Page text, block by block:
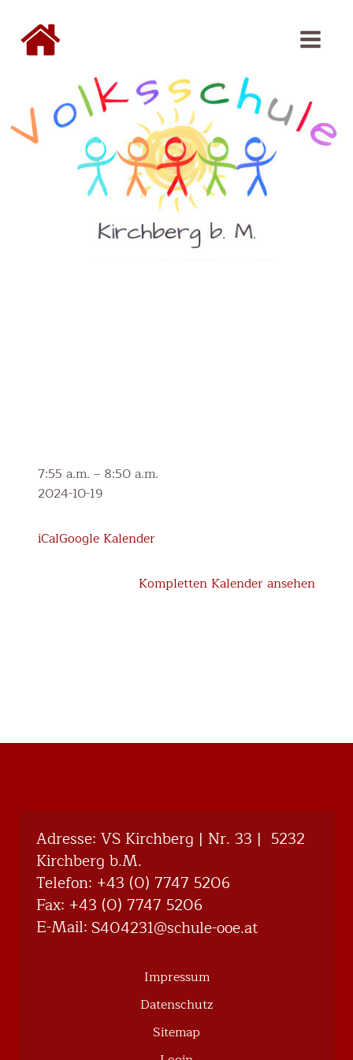
1.
M-
(4.
7:55 a.m. – 8:50 a.m.
2024-10-19
iCalGoogle Kalender
Kompletten Kalender ansehen
Adresse: VS Kirchberg | Nr. 33 | 5232
Kirchberg b.M.
Telefon: +43 (0) 7747 5206
Fax: +43 (0) 7747 5206
E-Mail:
ta.eoo-eluhcs
@132404S
Impressum
Datenschutz
Sitemap